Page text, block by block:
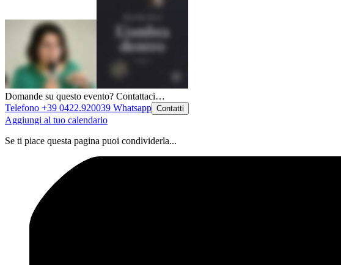
Domande su questo evento? Contattaci…
Telefono +39 0422.920039 Whatsapp Contatti
Aggiungi al tuo calendario
Se ti piace questa pagina puoi condividerla...